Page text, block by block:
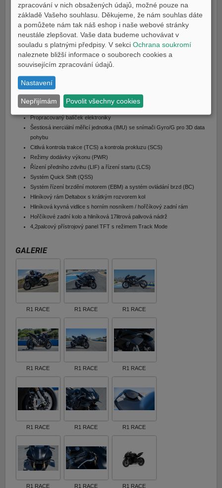
Model R1 RACE, odvozený od závodních motocyklů a připravený na závodní
dráhu, posune vaši jízdu na vyšší úroveň.
DETAILY:
Nová přítlačná křidélka inspirovaná MotoGP
Nová generace předních vidlic KYB
Nový přední hlavní válec Brembo a třmeny Stylema
Nový přilnavý potah sedla
Čistě okruhový speciál, všechny silniční komponenty odstraněny
Čtyřválcový motor o objemu 998 cm3 a výkonu 200 k s klikovým
hřídelem crossplane a lineárním točivým momentem
Propracovaný balíček elektroniky
Šestiosá inerciální měřicí jednotka (IMU) se snímači Gyro/G pro 3D data
pohybu
Citlivá kontrola trakce (TCS) a kontrola prokluzu (SCS)
Režimy dodávky výkonu (PWR)
Řízení předního zdvihu (LIF) a řízení startu (LCS)
Systém Quick Shift (QSS)
Systém řízení brzdění motorem (EBM) a systém ovládání brzd (BC)
Hliníkový rám Deltabox s krátkým rozvorem kol
Hliníková kyvná vidlice s horním nosníkem / hořčíkový zadní rám
Hořčíkové zadní kolo a hliníková 17litrová palivová nádrž
4,2palcový přístrojový panel TFT s režimem Track Mode
GALERIE
R1 RACE R1 RACE R1 RACE
R1 RACE R1 RACE R1 RACE
R1 RACE R1 RACE R1 RACE
R1 RACE R1 RACE R1 RACE
zpracování v nich obsažených údajů, možné pouze na
základě Vašeho souhlasu. Děkujeme, že nám souhlas dáte
a pomůžete nám tak náš eshop i naše webové stránky
neustále zlepšovat. Vaše data budeme uchovávat v
souladu s platnými předpisy. V sekciOchrana soukromí
naleznete bližší informace o souborech cookies a
souvisejícím zpracování údajů.
Nastavení
Nepřijímám Povolit všechny cookies